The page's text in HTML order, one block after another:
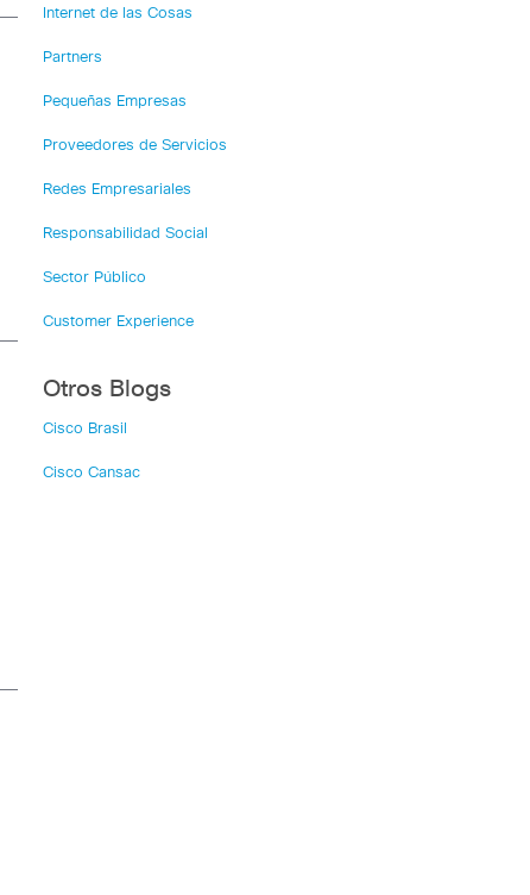
Internet de las Cosas
Partners
Pequeñas Empresas
Proveedores de Servicios
Redes Empresariales
Responsabilidad Social
Sector Público
Customer Experience
Otros Blogs
Cisco Brasil
Cisco Cansac